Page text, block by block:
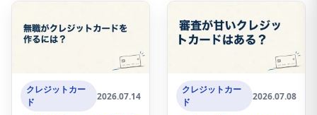
クレジットカー
ド
2026.07.14
クレジットカー
ド
2026.07.08